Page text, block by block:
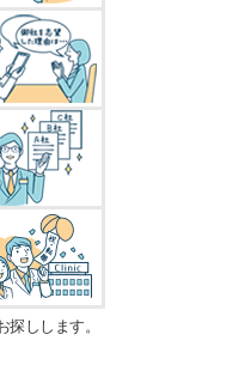
しします。